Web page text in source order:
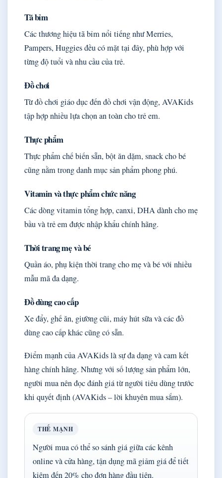
Tã bỉm
Các thương hiệu tã bỉm nổi tiếng như Merries,
Pampers, Huggies đều có mặt tại đây, phù hợp với
từng độ tuổi và nhu cầu của trẻ.
Đồ chơi
Từ đồ chơi giáo dục đến đồ chơi vận động, AVAKids
tập hợp nhiều lựa chọn an toàn cho trẻ em.
Thực phẩm
Thực phẩm chế biến sẵn, bột ăn dặm, snack cho bé
cũng nằm trong danh mục sản phẩm phong phú.
Vitamin và thực phẩm chức năng
Các dòng vitamin tổng hợp, canxi, DHA dành cho mẹ
bầu và trẻ em được nhập khẩu chính hãng.
Thời trang mẹ và bé
Quần áo, phụ kiện thời trang cho mẹ và bé với nhiều
mẫu mã đa dạng.
Đồ dùng cao cấp
Xe đẩy, ghế ăn, giường cũi, máy hút sữa và các đồ
dùng cao cấp khác cũng có sẵn.
Điểm mạnh của AVAKids là sự đa dạng và cam kết
hàng chính hãng. Nhưng với số lượng sản phẩm lớn,
người mua nên đọc đánh giá từ người tiêu dùng trước
khi quyết định (AVAKids – lời khuyên mua sắm).
THẾ MẠNH
Người mua có thể so sánh giá giữa các kênh
online và cửa hàng, tận dụng mã giảm giá để tiết
kiệm đến 20% cho đơn hàng đầu tiên.